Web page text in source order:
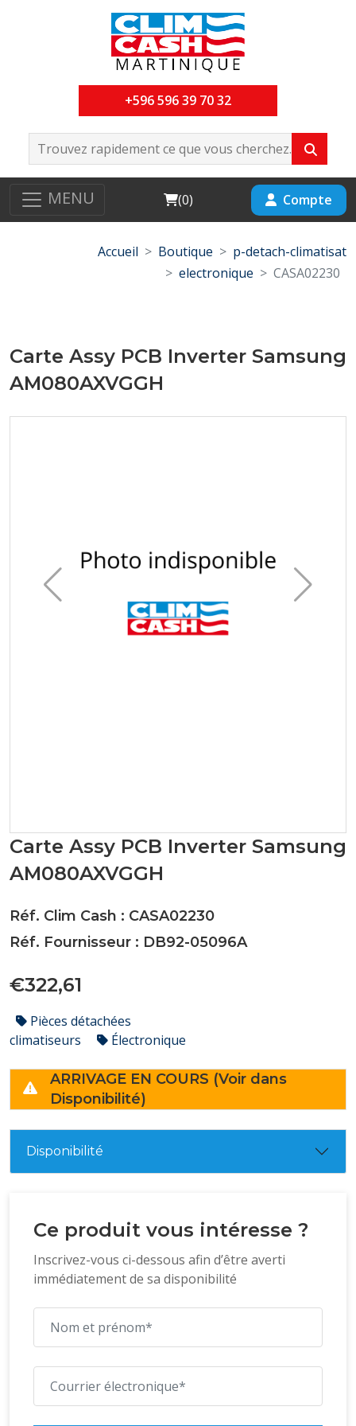
+596 596 39 70 32
MENU Cart
(0) Compte
Accueil Boutique
p-detach-climatisat
electronique
CASA02230
Carte Assy PCB Inverter Samsung
AM080AXVGGH
Carte Assy PCB Inverter Samsung
AM080AXVGGH
Réf. Clim Cash : CASA02230
Réf. Fournisseur : DB92-05096A
€322,61
Pièces détachées
climatiseurs
Électronique
ARRIVAGE EN COURS (Voir dans
Disponibilité)
Disponibilité
Ce produit vous intéresse ?
Inscrivez-vous ci-dessous afin d’être averti
immédiatement de sa disponibilité